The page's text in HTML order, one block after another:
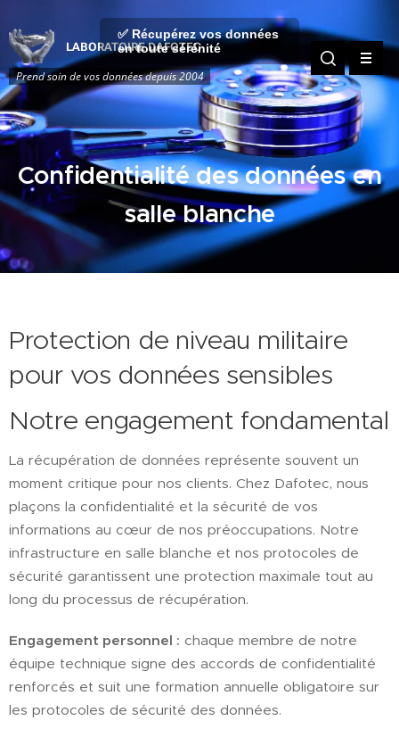
LABORATOIRE DAFOTEC
Prend soin de vos données depuis 2004
Confidentialité des données en
salle blanche
Protection de niveau militaire
pour vos données sensibles
Notre engagement fondamental
La récupération de données représente souvent un
moment critique pour nos clients. Chez Dafotec, nous
plaçons la confidentialité et la sécurité de vos
informations au cœur de nos préoccupations. Notre
infrastructure en salle blanche et nos protocoles de
sécurité garantissent une protection maximale tout au
long du processus de récupération.
Engagement personnel : chaque membre de notre
équipe technique signe des accords de confidentialité
renforcés et suit une formation annuelle obligatoire sur
les protocoles de sécurité des données.
✅ Récupérez vos données
en toute sérénité